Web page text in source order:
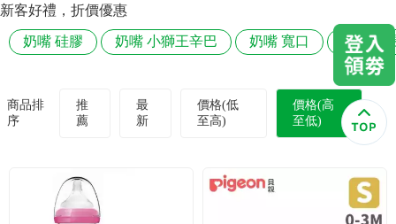
保健／營養品
美容／個人清潔
收藏清單
優惠券領取
新客好禮，折價優惠
奶嘴 硅膠 奶嘴 小獅王辛巴 奶嘴 寬口 奶嘴 防
商品排
序
推
薦
最
新
價格(低
至高)
價格(高
至低)